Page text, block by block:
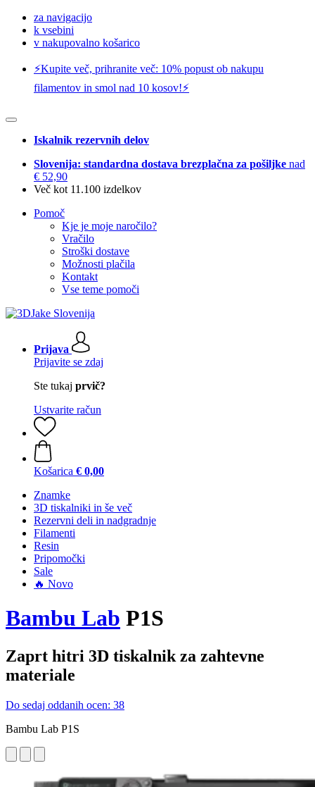
za navigacijo
k vsebini
v nakupovalno košarico
⚡️Kupite več, prihranite več: 10% popust ob nakupu
filamentov in smol nad 10 kosov!⚡️
Iskalnik rezervnih delov
Slovenija: standardna dostava brezplačna za pošiljke nad
€ 52,90
Več kot 11.100 izdelkov
Pomoč
Kje je moje naročilo?
Vračilo
Stroški dostave
Možnosti plačila
Kontakt
Vse teme pomoči
Prijava
Prijavite se zdaj
Ste tukaj prvič?
Ustvarite račun
Košarica € 0,00
Znamke
3D tiskalniki in še več
Rezervni deli in nadgradnje
Filamenti
Resin
Pripomočki
Sale
🔥 Novo
Bambu Lab P1S
Zaprt hitri 3D tiskalnik za zahtevne
materiale
Do sedaj oddanih ocen: 38
Bambu Lab P1S